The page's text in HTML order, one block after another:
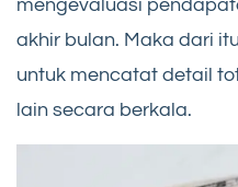
mengevaluasi
akhir bulan. Maka dari
untuk mencatat detail
lain secara berkala.